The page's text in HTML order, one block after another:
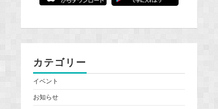
カテゴリー
イベント
お知らせ